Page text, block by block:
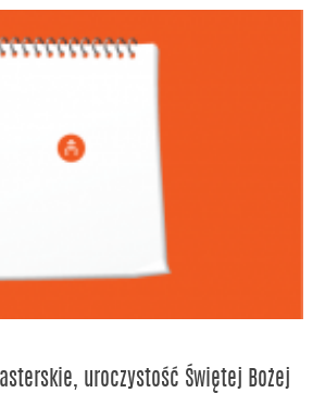
uroczystość Świętej Bożej